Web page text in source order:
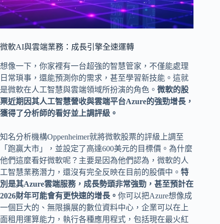
微軟AI與雲端業務：成長引擎全速運轉
想像一下，你家裡有一台超強的智慧管家，不僅能處理
日常瑣事，還能預測你的需求，甚至學習新技能。這就
是微軟在人工智慧與雲端領域所扮演的角色。 微軟的股
票近期因其人工智慧營收與雲端平台Azure的強勁增長，
獲得了分析師的看好並上調評級。
知名分析機構Oppenheimer就將微軟股票的評級上調至
「跑贏大市」，並設定了高達600美元的目標價。為什麼
他們這麼看好微軟呢？主要是因為他們認為，微軟的人
工智慧業務潛力，還沒有完全反映在目前的股價中。 特
別是其Azure雲端服務，成長勢頭非常強勁，甚至預計在
2026財年可能會有更快速的增長。 你可以把Azure想像成
一個巨大的、無限擴展的數位資料中心，企業可以在上
面租用運算能力，執行各種應用程式，包括現在最火紅